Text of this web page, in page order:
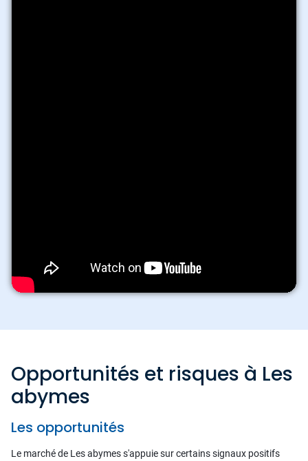
Opportunités et risques à Les
abymes
Les opportunités
Le marché de Les abymes s'appuie sur certains signaux positifs